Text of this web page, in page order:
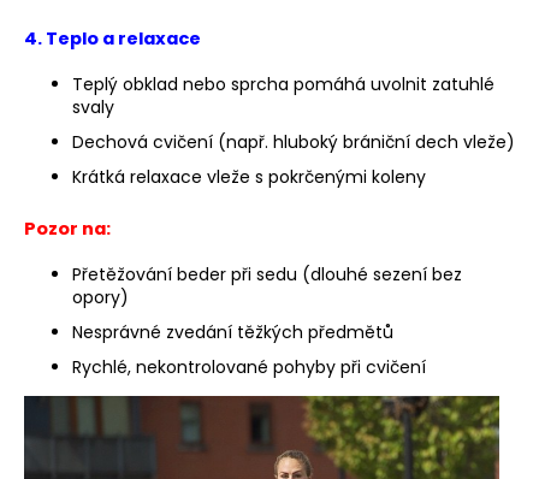
4. Teplo a relaxace
Teplý obklad nebo sprcha pomáhá uvolnit zatuhlé
svaly
Dechová cvičení (např. hluboký brániční dech vleže)
Krátká relaxace vleže s pokrčenými koleny
Pozor na:
Přetěžování beder při sedu (dlouhé sezení bez
opory)
Nesprávné zvedání těžkých předmětů
Rychlé, nekontrolované pohyby při cvičení
Kč